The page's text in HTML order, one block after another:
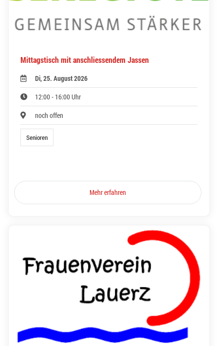
Mittagstisch mit anschliessendem Jassen
Di, 25. August 2026
12:00 - 16:00 Uhr
noch offen
Senioren
Mehr erfahren